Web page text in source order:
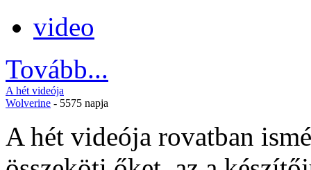
video
Tovább...
A hét videója
Wolverine - 5575 napja
A hét videója rovatban